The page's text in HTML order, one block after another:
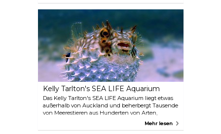
Kultur und Geschichte zeigen. Außerdem gibt es
vor allem an die Gefallenen des Ersten und
Zweiten Weltkriegs erinnert. Das Auckland
Museum ist der einzige Ort in Auckland, an dem
Besucher täglich eine kulturelle Aufführung der
Maori erleben können. (3 Mal pro Tag und 30
Minuten lang).
Kelly Tarlton's SEA LIFE Aquarium
Das Kelly Tarlton's SEA LIFE Aquarium liegt etwas
außerhalb von Auckland und beherbergt Tausende
von Meerestieren aus Hunderten von Arten,
darunter Fische, Schildkröten, Haie, Pinguine,
Mehr lesen